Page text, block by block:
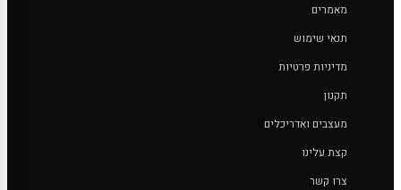
מאמרים
תנאי שימוש
מדיניות פרטיות
תקנון
מעצבים ואדריכלים
קצת עלינו
צרו קשר